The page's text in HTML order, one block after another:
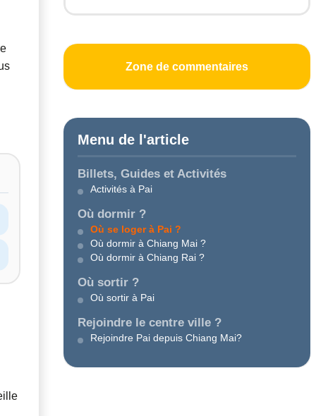
Zone de commentaires
Menu de l'article
Billets, Guides et Activités
Activités à Pai
Où dormir ?
Où se loger à Pai ?
Où dormir à Chiang Mai ?
Où dormir à Chiang Rai ?
Où sortir ?
Où sortir à Pai
Rejoindre le centre ville ?
Rejoindre Pai depuis Chiang Mai?